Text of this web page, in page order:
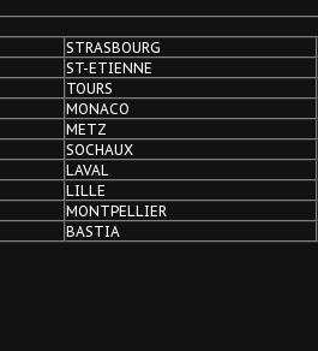
STRASBOURG
ST-ETIENNE
TOURS
MONACO
METZ
SOCHAUX
LAVAL
LILLE
MONTPELLIER
BASTIA